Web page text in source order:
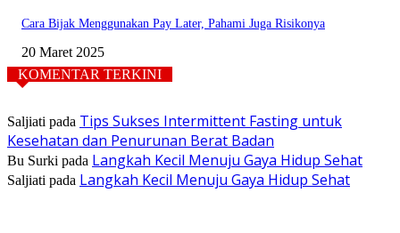
Cara Bijak Menggunakan Pay Later, Pahami Juga Risikonya
20 Maret 2025
KOMENTAR TERKINI
Saljiati pada Tips Sukses Intermittent Fasting untuk
Kesehatan dan Penurunan Berat Badan
Bu Surki pada Langkah Kecil Menuju Gaya Hidup Sehat
Saljiati pada Langkah Kecil Menuju Gaya Hidup Sehat